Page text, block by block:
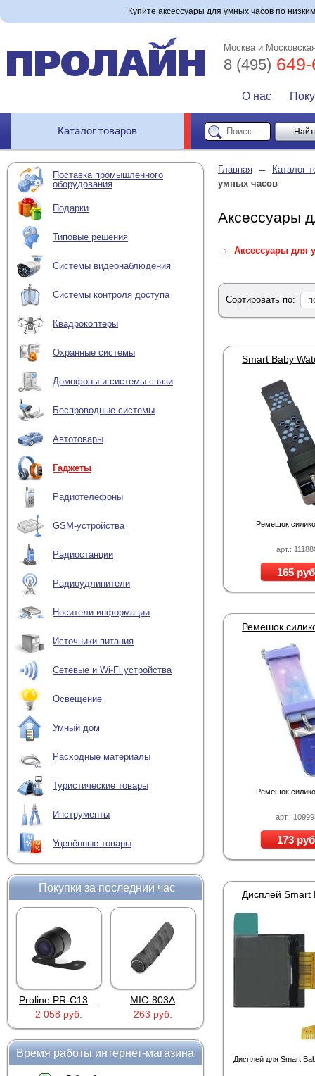
Купите аксессуары для умных часов по
Москва и
8 (495)
О нас
Каталог товаров
Поставка промышленного
оборудования
Подарки
Типовые решения
Системы видеонаблюдения
Системы контроля доступа
Квадрокоптеры
Охранные системы
Домофоны и системы связи
Беспроводные системы
Автотовары
Гаджеты
Радиотелефоны
GSM-устройства
Радиостанции
Радиоудлинители
Носители информации
Источники питания
Сетевые и Wi-Fi устройства
Освещение
Умный дом
Расходные материалы
Туристические товары
Инструменты
Уценённые товары
Покупки за последний час
2 058 руб.
MIC-803A
263 руб.
Время работы интернет-магазина
Главная →
Каталог
умных часов
Аксессуары
1. Аксессуары для
Сортировать по:
арт.:
Ремешок
165
арт.:
Ремешок
173
Дисплей для Smart